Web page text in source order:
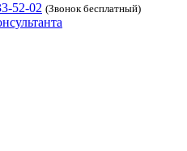
52-02 (Звонок бесплатный)